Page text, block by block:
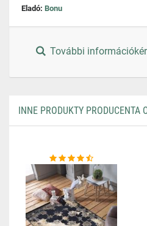
Eladó: Bonu
További
INNE PRODUKTY PRODUCENTA